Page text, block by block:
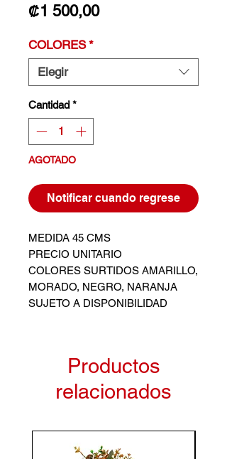
₡1 500,00Precio
COLORES *
Elegir
Cantidad *
AGOTADO
Notificar cuando regrese
MEDIDA 45 CMS
PRECIO UNITARIO
COLORES SURTIDOS AMARILLO,
MORADO, NEGRO, NARANJA
SUJETO A DISPONIBILIDAD
Productos
relacionados